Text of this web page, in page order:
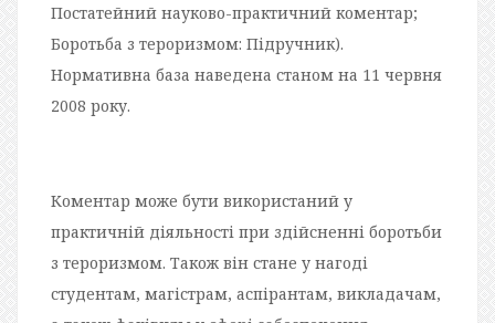
Постатейний науково-практичний коментар;
Боротьба з тероризмом: Підручник).
Нормативна база наведена станом на 11 червня
2008 року.
Коментар може бути використаний у
практичній діяльності при здійсненні боротьби
з тероризмом. Також він стане у нагоді
студентам, магістрам, аспірантам, викладачам,